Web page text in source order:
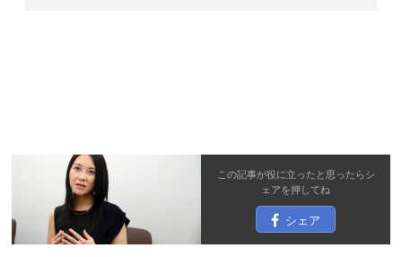
この記事が役に立ったと思ったらシ
ェアを押してね
シェア